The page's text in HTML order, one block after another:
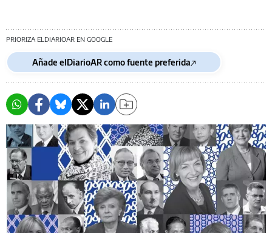
PRIORIZA ELDIARIOAR EN GOOGLE
Añade elDiarioAR como fuente preferida